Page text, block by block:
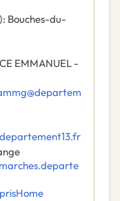
: Bouches-du-
EMMANUEL -